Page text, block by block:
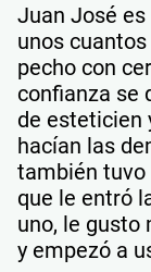
Juan José
unos
pecho con
confianza se
de esteticien
hacían las
también tuvo
que le entró
uno, le gusto
y empezó a